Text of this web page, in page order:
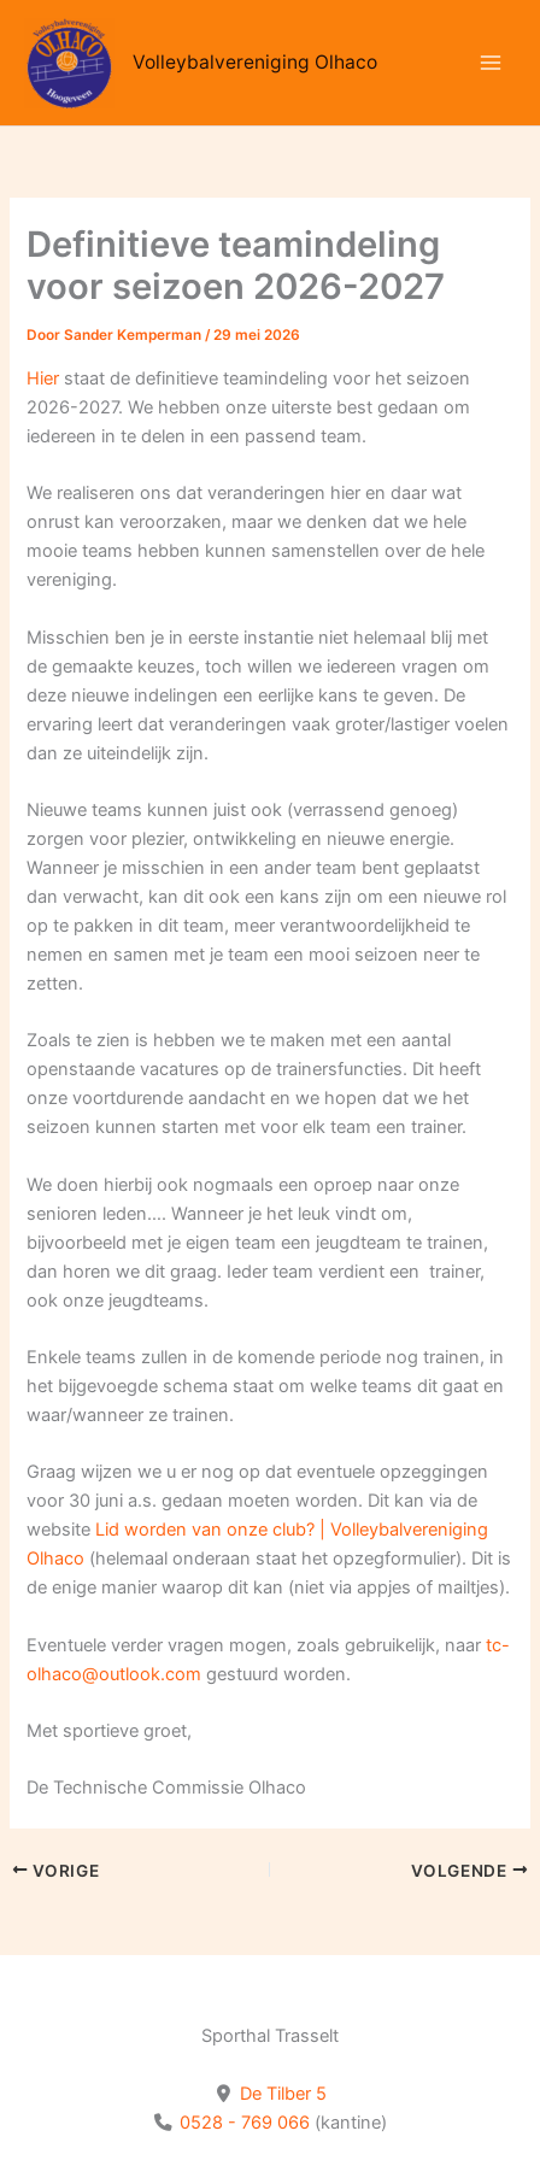
naar
inhoud
Volleybalvereniging Olhaco
Definitieve teamindeling
voor seizoen 2026-2027
DoorSander Kemperman/29 mei 2026
Hier staat de definitieve teamindeling voor het seizoen
2026-2027. We hebben onze uiterste best gedaan om
iedereen in te delen in een passend team.
We realiseren ons dat veranderingen hier en daar wat
onrust kan veroorzaken, maar we denken dat we hele
mooie teams hebben kunnen samenstellen over de hele
vereniging.
Misschien ben je in eerste instantie niet helemaal blij met
de gemaakte keuzes, toch willen we iedereen vragen om
deze nieuwe indelingen een eerlijke kans te geven. De
ervaring leert dat veranderingen vaak groter/lastiger voelen
dan ze uiteindelijk zijn.
Nieuwe teams kunnen juist ook (verrassend genoeg)
zorgen voor plezier, ontwikkeling en nieuwe energie.
Wanneer je misschien in een ander team bent geplaatst
dan verwacht, kan dit ook een kans zijn om een nieuwe rol
op te pakken in dit team, meer verantwoordelijkheid te
nemen en samen met je team een mooi seizoen neer te
zetten.
Zoals te zien is hebben we te maken met een aantal
openstaande vacatures op de trainersfuncties. Dit heeft
onze voortdurende aandacht en we hopen dat we het
seizoen kunnen starten met voor elk team een trainer.
We doen hierbij ook nogmaals een oproep naar onze
senioren leden…. Wanneer je het leuk vindt om,
bijvoorbeeld met je eigen team een jeugdteam te trainen,
dan horen we dit graag. Ieder team verdient een trainer,
ook onze jeugdteams.
Enkele teams zullen in de komende periode nog trainen, in
het bijgevoegde schema staat om welke teams dit gaat en
waar/wanneer ze trainen.
Graag wijzen we u er nog op dat eventuele opzeggingen
voor 30 juni a.s. gedaan moeten worden. Dit kan via de
website Lid worden van onze club? | Volleybalvereniging
Olhaco (helemaal onderaan staat het opzegformulier). Dit is
de enige manier waarop dit kan (niet via appjes of mailtjes).
Eventuele verder vragen mogen, zoals gebruikelijk, naartc-
olhaco@outlook.com gestuurd worden.
Met sportieve groet,
De Technische Commissie Olhaco
VORIGE VOLGENDE
Sporthal Trasselt
De Tilber 5
0528 - 769 066 (kantine)